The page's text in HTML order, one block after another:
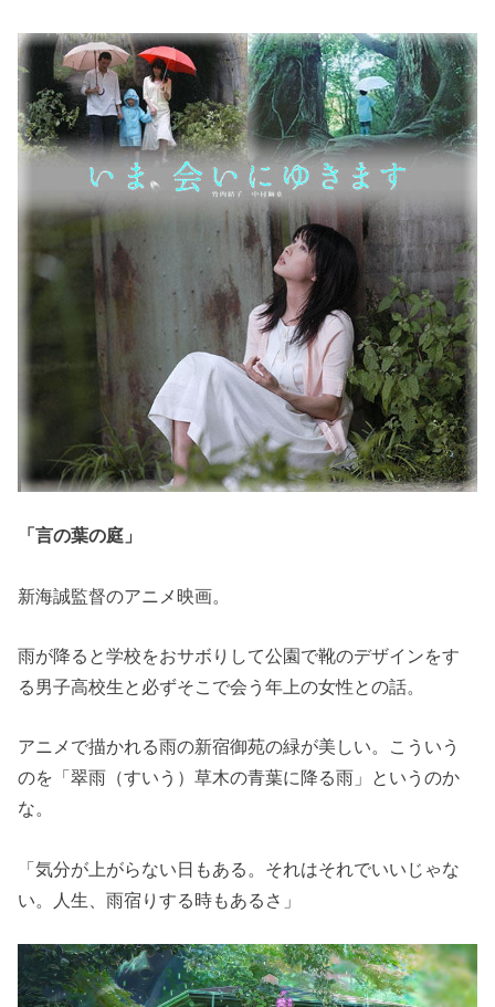
「言の葉の庭」
新海誠監督のアニメ映画。
雨が降ると学校をおサボりして公園で靴のデザインをす
る男子高校生と必ずそこで会う年上の女性との話。
アニメで描かれる雨の新宿御苑の緑が美しい。こういう
のを「翠雨（すいう）草木の青葉に降る雨」というのか
な。
「気分が上がらない日もある。それはそれでいいじゃな
い。人生、雨宿りする時もあるさ」